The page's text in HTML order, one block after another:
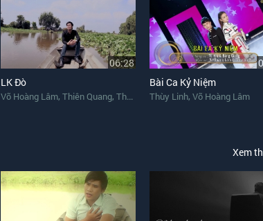
06:28
LK Đò
Võ Hoàng Lâm, Thiên Quang, Thái Phong
Bài Ca Kỷ Niệm
Thùy Linh, Võ Hoàng Lâm
Xem